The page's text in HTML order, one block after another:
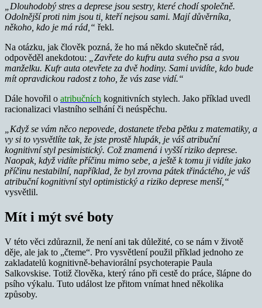
„Dlouhodobý stres a deprese jsou sestry, které chodí společně.
Odolnější proti nim jsou ti, kteří nejsou sami. Mají důvěrníka,
někoho, kdo je má rád,“ řekl.
Na otázku, jak člověk pozná, že ho má někdo skutečně rád,
odpověděl anekdotou:
„Zavřete do kufru auta svého psa a svou
manželku. Kufr auta otevřete za dvě hodiny. Sami uvidíte, kdo bude
mít opravdickou radost z toho, že vás zase vidí.“
Dále hovořil o atribučních kognitivních stylech. Jako příklad uvedl
racionalizaci vlastního selhání či neúspěchu.
„Když se vám něco nepovede, dostanete třeba pětku z matematiky, a
vy si to vysvětlíte tak, že jste prostě hlupák, je váš atribuční
kognitivní styl pesimistický. Což znamená i vyšší riziko deprese.
Naopak, když vidíte příčinu mimo sebe, a ještě k tomu ji vidíte jako
příčinu nestabilní, například, že byl zrovna pátek třináctého, je váš
atribuční kognitivní styl optimistický a riziko deprese menší,“
vysvětlil.
Mít i mýt své boty
V této věci zdůraznil, že není ani tak důležité, co se nám v životě
děje, ale jak to „čteme“. Pro vysvětlení použil příklad jednoho ze
zakladatelů kognitivně-behaviorální psychoterapie Paula
Salkovskise. Totiž člověka, který ráno při cestě do práce, šlápne do
psího výkalu. Tuto událost lze přitom vnímat hned několika
způsoby.